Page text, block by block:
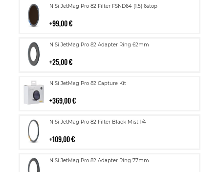
NiSi JetMag Pro 82 Filter FSND64 (1.5) 6stop
99,00 €
Lisää
NiSi JetMag Pro 82 Adapter Ring 62mm
25,00 €
Lisää
NiSi JetMag Pro 82 Capture Kit
369,00 €
Lisää
NiSi JetMag Pro 82 Filter Black Mist 1/4
109,00 €
Lisää
NiSi JetMag Pro 82 Adapter Ring 77mm
Lisää